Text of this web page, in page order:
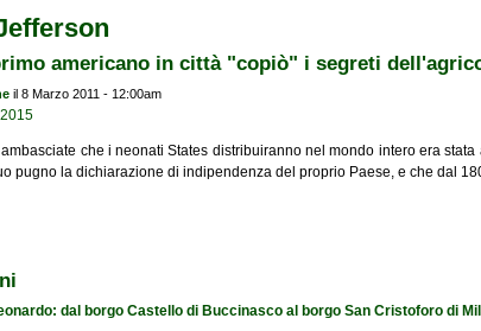
americano in città "copiò" i segreti
il 8 Marzo 2011 - 12:00am
che i neonati States distribuiranno nel mondo intero era
pugno la dichiarazione di indipendenza del proprio Paese, e che dal
dal borgo Castello di Buccinasco al borgo San Cristoforo di